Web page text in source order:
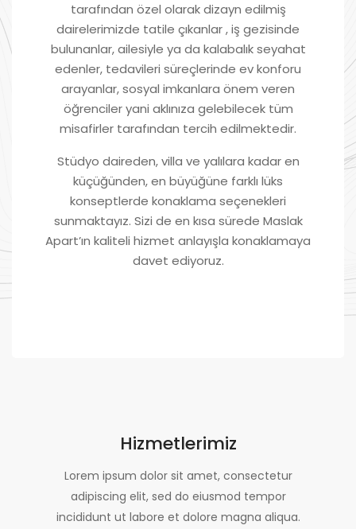
tarafından özel olarak dizayn edilmiş
dairelerimizde tatile çıkanlar , iş gezisinde
bulunanlar, ailesiyle ya da kalabalık seyahat
edenler, tedavileri süreçlerinde ev konforu
arayanlar, sosyal imkanlara önem veren
öğrenciler yani aklınıza gelebilecek tüm
misafirler tarafından tercih edilmektedir.
Stüdyo daireden, villa ve yalılara kadar en
küçüğünden, en büyüğüne farklı lüks
konseptlerde konaklama seçenekleri
sunmaktayız. Sizi de en kısa sürede Maslak
Apart’ın kaliteli hizmet anlayışla konaklamaya
davet ediyoruz.
Hizmetlerimiz
Lorem ipsum dolor sit amet, consectetur
adipiscing elit, sed do eiusmod tempor
incididunt ut labore et dolore magna aliqua.